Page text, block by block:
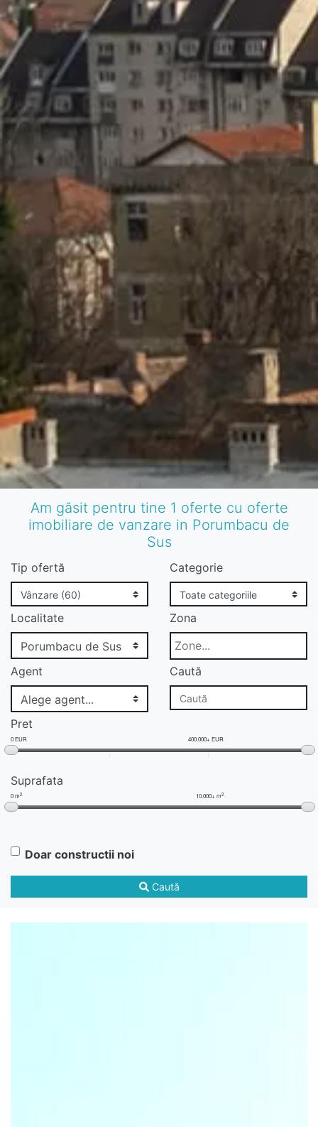
Am găsit pentru tine 1 oferte cu oferte
imobiliare de vanzare in Porumbacu de
Sus
Tip ofertă Categorie
Localitate Zona
Agent Caută
Pret
0 EUR 400.000+ EUR
Suprafata
0 m2 10.000+ m2
Doar constructii noi
Caută